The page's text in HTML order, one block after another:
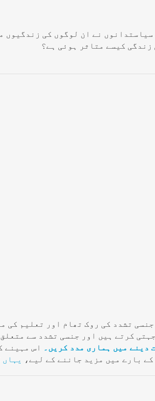
نے ان لوگوں کی زندگیوں
کیسے متاثر ہوئی ہے؟
تشدد کی روک تھام اور تعلیم کی
کرتے ہیں اور جنسی تشدد سے
دینے میں ہماری مدد کریں۔ اس مہینے